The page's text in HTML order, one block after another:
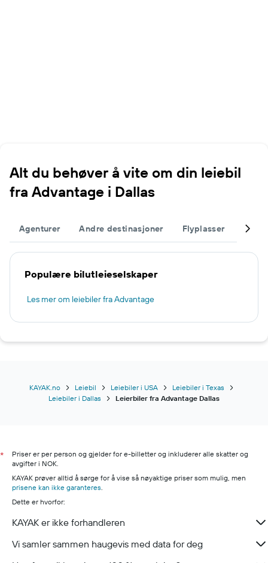
Alt du behøver å vite om din leiebil
fra Advantage i Dallas
Agenturer Andre destinasjoner Flyplasser
Populære bilutleieselskaper
Les mer om leiebiler fra Advantage
KAYAK.no Leiebil Leiebiler i USA
Leiebiler i Texas
Leiebiler i Dallas
Leierbiler fra Advantage Dallas
*
Priser er per person og gjelder for e-billetter og inkluderer alle skatter og
avgifter i NOK.
KAYAK prøver alltid å sørge for å vise så nøyaktige priser som mulig, men
prisene kan ikke garanteres.
Dette er hvorfor:
KAYAK er ikke forhandleren
Vi samler sammen haugevis med data for deg